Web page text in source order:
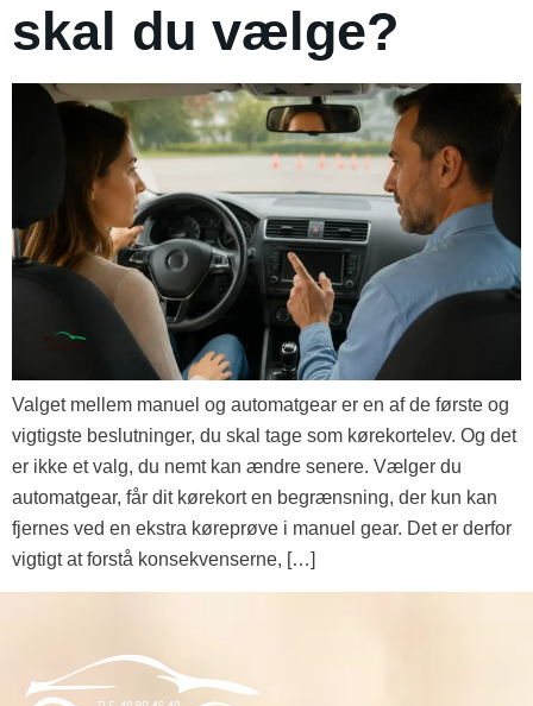
skal du vælge?
Valget mellem manuel og automatgear er en af de første og
vigtigste beslutninger, du skal tage som kørekortelev. Og det
er ikke et valg, du nemt kan ændre senere. Vælger du
automatgear, får dit kørekort en begrænsning, der kun kan
fjernes ved en ekstra køreprøve i manuel gear. Det er derfor
vigtigt at forstå konsekvenserne, […]